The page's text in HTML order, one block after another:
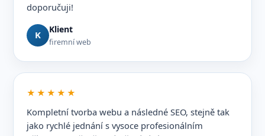
doporučuji!
K Klient
firemní web
★★★★★
Kompletní tvorba webu a následné SEO, stejně tak
jako rychlé jednání s vysoce profesionálním